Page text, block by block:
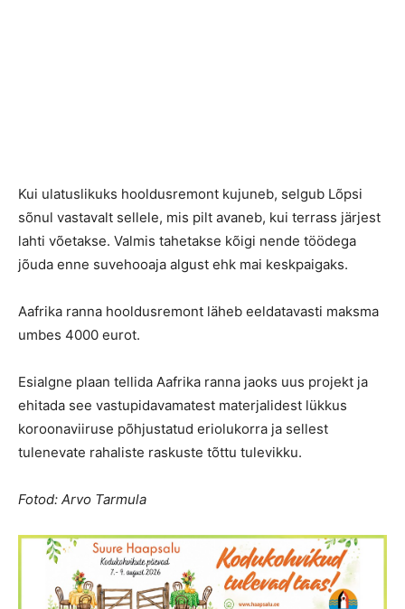
Kui ulatuslikuks hooldusremont kujuneb, selgub Lõpsi
sõnul vastavalt sellele, mis pilt avaneb, kui terrass järjest
lahti võetakse. Valmis tahetakse kõigi nende töödega
jõuda enne suvehooaja algust ehk mai keskpaigaks.
Aafrika ranna hooldusremont läheb eeldatavasti maksma
umbes 4000 eurot.
Esialgne plaan tellida Aafrika ranna jaoks uus projekt ja
ehitada see vastupidavamatest materjalidest lükkus
koroonaviiruse põhjustatud eriolukorra ja sellest
tulenevate rahaliste raskuste tõttu tulevikku.
Fotod: Arvo Tarmula